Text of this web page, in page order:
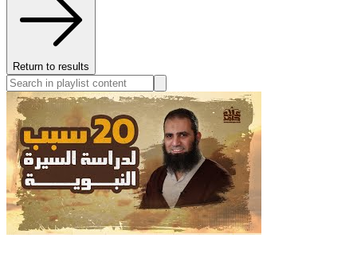
Return to results